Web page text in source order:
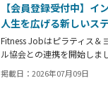
【会員登録受付中】イ
人生を広げる新しいス
Fitness Jobはピラティス＆
ル協会との連携を開始しま
に会員登録されているイン
の人生を広げる新しいステ
掲載日： 2026年07月09日